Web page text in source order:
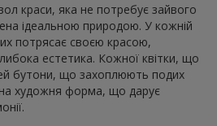
краси, яка не потребує зайвого
ідеальною природою. У кожній
потрясає своєю красою,
естетика. Кожної квітки, що
бутони, що захоплюють подих
художня форма, що дарує